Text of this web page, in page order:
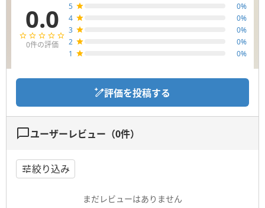
0.0
0件の評価
5 0%
4
0%
3
0%
2
0%
1
0%
評価を投稿する
ユーザーレビュー（0件）
絞り込み
まだレビューはありません